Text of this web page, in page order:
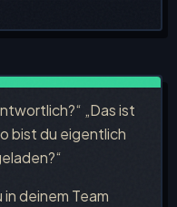
„Das ist
bist du eigentlich
deinem Team